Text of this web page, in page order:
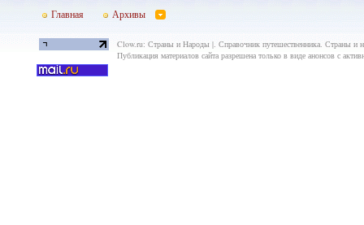
Главная Архивы
Clow.ru: Страны и Народы |. Справочник путешественника. Страны и
Публикация материалов сайта разрешена только в виде анонсов с